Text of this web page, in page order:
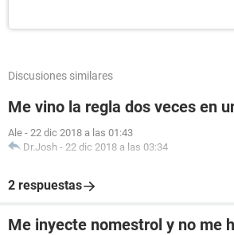
Discusiones similares
Me vino la regla dos veces en
Ale - 22 dic 2018 a las 01:43
Dr.Josh - 22 dic 2018 a las 03:34
2 respuestas
Me inyecte nomestrol y no me